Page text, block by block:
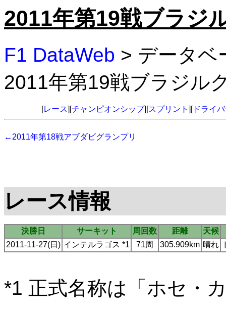
2011年第19戦ブラジ
F1 DataWeb > データ
2011年第19戦ブラジル
[レース][チャンピオンシップ][スプリント ][ドライ
←2011年第18戦アブダビグランプリ
レース情報
決勝日 サーキット 周回数 距離
天候
2011-11-27(日) インテルラゴス *1 71周 305.909km 晴れ
*1 正式名称は「ホセ・